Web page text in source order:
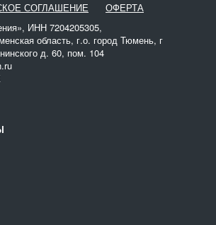
СОГЛАШЕНИЕ
ОФЕРТА
ИНН 7204205305,
область, г.о. город Тюмень, г
д. 60, пом. 104